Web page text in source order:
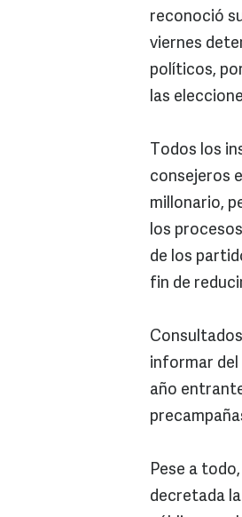
reconoció
viernes
políticos,
las
Todos los
consejeros
millonario,
los
de los
fin de
informar
año
Pese a
decretada